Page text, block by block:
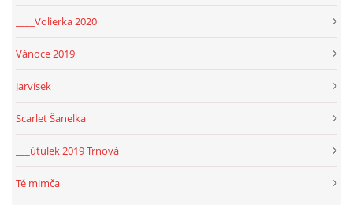
____Volierka 2020
Vánoce 2019
Jarvísek
Scarlet Šanelka
___útulek 2019 Trnová
Té mimča